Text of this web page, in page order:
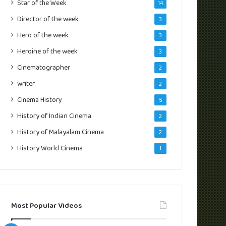
Star of the Week 14
Director of the week 3
Hero of the week 3
Heroine of the week 3
Cinematographer 2
writer 2
Cinema History 5
History of Indian Cinema 2
History of Malayalam Cinema 2
History World Cinema 1
Most Popular Videos